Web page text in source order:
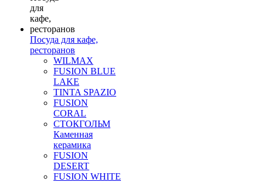
Посуда для кафе,
ресторанов
WILMAX
FUSION BLUE
LAKE
TINTA SPAZIO
FUSION
CORAL
СТОКГОЛЬМ
Каменная
керамика
FUSION
DESERT
FUSION WHITE